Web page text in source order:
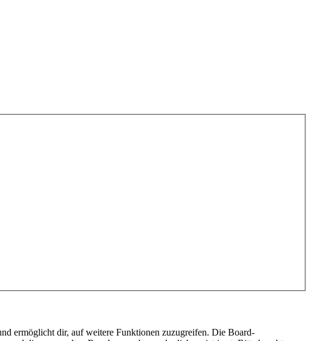
ermöglicht dir, auf weitere Funktionen zuzugreifen. Die Board-